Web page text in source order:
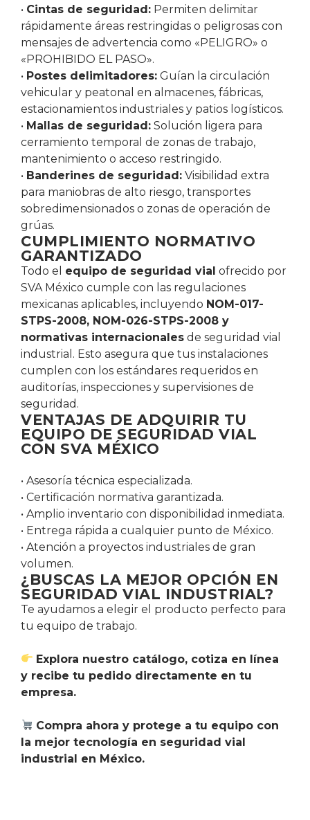
• Cintas de seguridad: Permiten delimitar
rápidamente áreas restringidas o peligrosas con
mensajes de advertencia como «PELIGRO» o
«PROHIBIDO EL PASO».
• Postes delimitadores: Guían la circulación
vehicular y peatonal en almacenes, fábricas,
estacionamientos industriales y patios logísticos.
• Mallas de seguridad: Solución ligera para
cerramiento temporal de zonas de trabajo,
mantenimiento o acceso restringido.
• Banderines de seguridad: Visibilidad extra
para maniobras de alto riesgo, transportes
sobredimensionados o zonas de operación de
grúas.
CUMPLIMIENTO NORMATIVO
GARANTIZADO
Todo el equipo de seguridad vial ofrecido por
SVA México cumple con las regulaciones
mexicanas aplicables, incluyendo NOM-017-
STPS-2008, NOM-026-STPS-2008 y
normativas internacionales de seguridad vial
industrial. Esto asegura que tus instalaciones
cumplen con los estándares requeridos en
auditorías, inspecciones y supervisiones de
seguridad.
VENTAJAS DE ADQUIRIR TU
EQUIPO DE SEGURIDAD VIAL
CON SVA MÉXICO
• Asesoría técnica especializada.
• Certificación normativa garantizada.
• Amplio inventario con disponibilidad inmediata.
• Entrega rápida a cualquier punto de México.
• Atención a proyectos industriales de gran
volumen.
¿BUSCAS LA MEJOR OPCIÓN EN
SEGURIDAD VIAL INDUSTRIAL?
Te ayudamos a elegir el producto perfecto para
tu equipo de trabajo.
Explora nuestro catálogo, cotiza en línea
y recibe tu pedido directamente en tu
empresa.
Compra ahora y protege a tu equipo con
la mejor tecnología en seguridad vial
industrial en México.